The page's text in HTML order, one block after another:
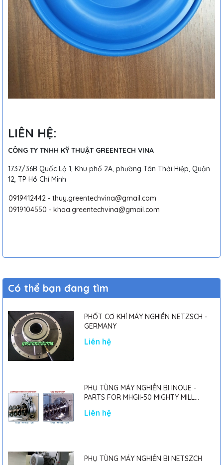
LIÊN HỆ:
CÔNG TY TNHH KỸ THUẬT GREENTECH VINA
1737/36B Quốc Lộ 1, Khu phố 2A, phường Tân Thới Hiệp, Quận
12, TP Hồ Chí Minh
0919412442 - thuy.greentechvina@gmail.com
0919104550 - khoa.greentechvina@gmail.com
Có thể bạn đang tìm
PHỐT CƠ KHÍ MÁY NGHIỀN NETZSCH -
GERMANY
Liên hệ
PHỤ TÙNG MÁY NGHIỀN BI INOUE -
PARTS FOR MHGII-50 MIGHTY MILL
Liên hệ
PHỤ TÙNG MÁY NGHIỀN BI NETSZCH